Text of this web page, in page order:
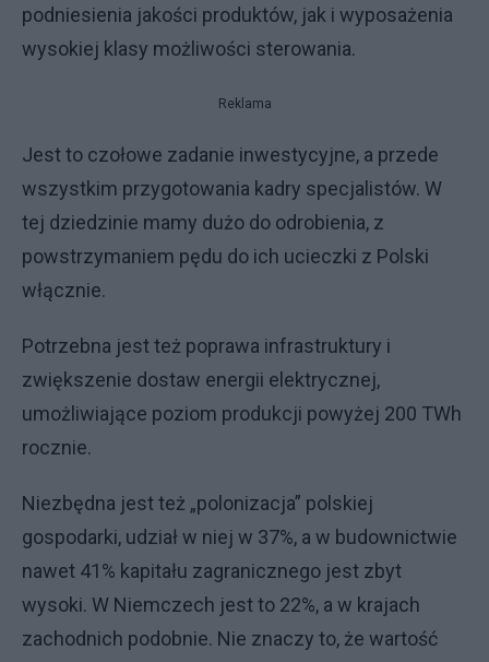
podniesienia jakości produktów, jak i wyposażenia
wysokiej klasy możliwości sterowania.
Reklama
Jest to czołowe zadanie inwestycyjne, a przede
wszystkim przygotowania kadry specjalistów. W
tej dziedzinie mamy dużo do odrobienia, z
powstrzymaniem pędu do ich ucieczki z Polski
włącznie.
Potrzebna jest też poprawa infrastruktury i
zwiększenie dostaw energii elektrycznej,
umożliwiające poziom produkcji powyżej 200 TWh
rocznie.
Niezbędna jest też „polonizacja” polskiej
gospodarki, udział w niej w 37%, a w budownictwie
nawet 41% kapitału zagranicznego jest zbyt
wysoki. W Niemczech jest to 22%, a w krajach
zachodnich podobnie. Nie znaczy to, że wartość